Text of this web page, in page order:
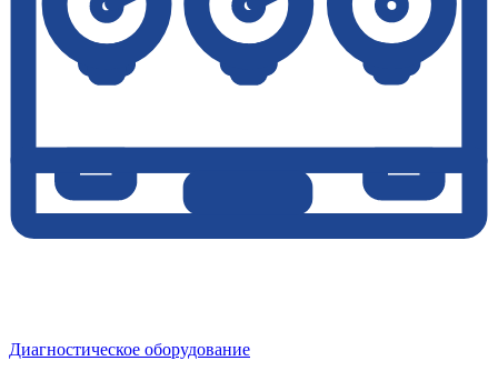
Диагностическое оборудование